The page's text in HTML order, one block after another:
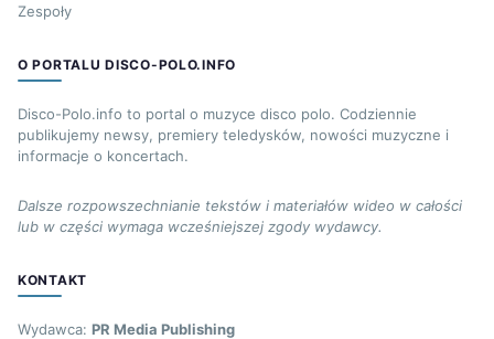
Zespoły
O PORTALU DISCO-POLO.INFO
Disco-Polo.info to portal o muzyce disco polo. Codziennie
publikujemy newsy, premiery teledysków, nowości muzyczne i
informacje o koncertach.
Dalsze rozpowszechnianie tekstów i materiałów wideo w całości
lub w części wymaga wcześniejszej zgody wydawcy.
KONTAKT
Wydawca: PR Media Publishing